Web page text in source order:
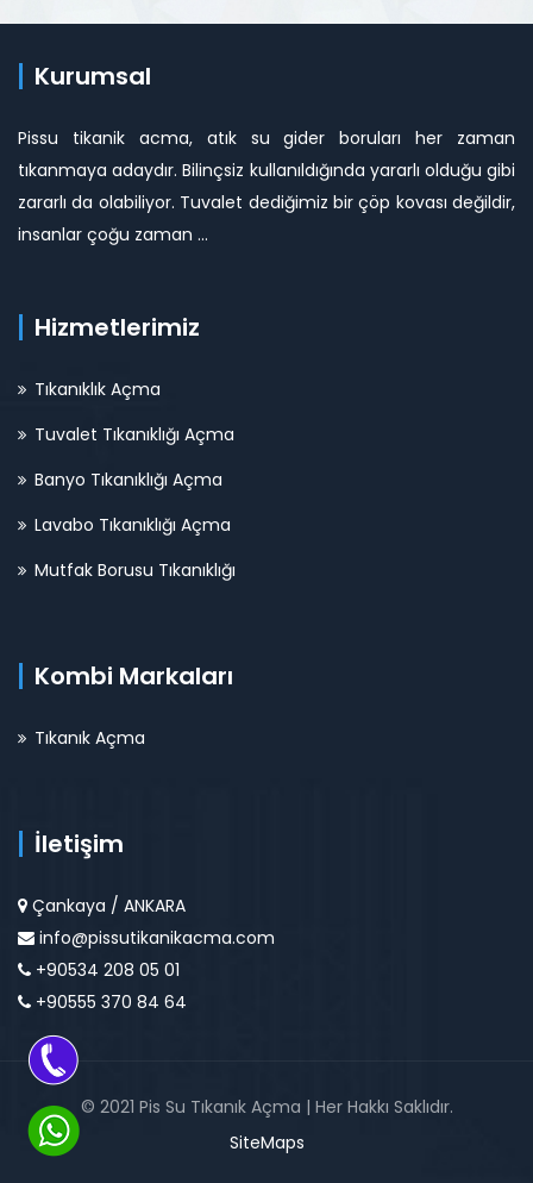
Kurumsal
Pissu tikanik acma, atık su gider boruları her zaman
tıkanmaya adaydır. Bilinçsiz kullanıldığında yararlı olduğu gibi
zararlı da olabiliyor. Tuvalet dediğimiz bir çöp kovası değildir,
insanlar çoğu zaman ...
Hizmetlerimiz
Tıkanıklık Açma
Tuvalet Tıkanıklığı Açma
Banyo Tıkanıklığı Açma
Lavabo Tıkanıklığı Açma
Mutfak Borusu Tıkanıklığı
Kombi Markaları
Tıkanık Açma
İletişim
Çankaya / ANKARA
info@pissutikanikacma.com
+90534 208 05 01
+90555 370 84 64
© 2021 Pis Su Tıkanık Açma | Her Hakkı Saklıdır.
SiteMaps